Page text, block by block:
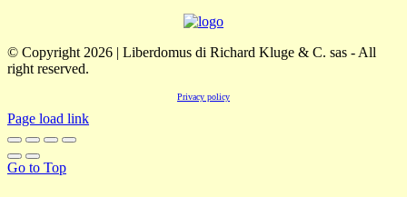
© Copyright 2026 | Liberdomus di Richard Kluge & C. sas - All
right reserved.
Privacy policy
Page load link
Go to Top